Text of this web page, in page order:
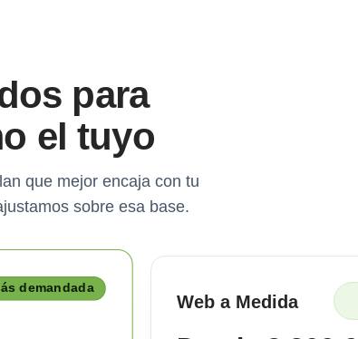
para
el tuyo
que mejor encaja con tu
sobre esa base.
demandada
Web a Medida